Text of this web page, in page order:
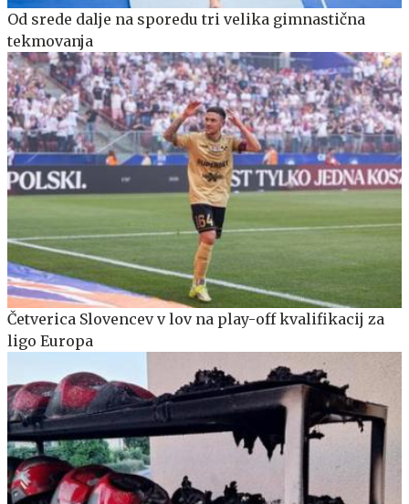
Od srede dalje na sporedu tri velika gimnastična
tekmovanja
Četverica Slovencev v lov na play-off kvalifikacij za
ligo Europa